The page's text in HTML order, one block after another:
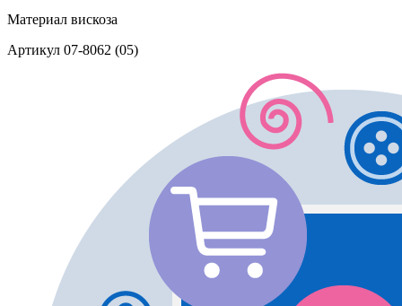
Материал вискоза
Артикул 07-8062 (05)